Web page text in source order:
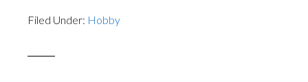
Filed Under: Hobby